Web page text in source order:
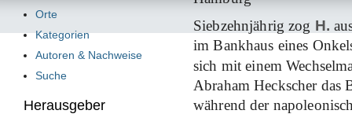
Siebzehnjährig zog H.
im Bankhaus eines
sich mit einem
Abraham Heckscher das
während der
Orte
Kategorien
Autoren & Nachweise
Suche
Herausgeber